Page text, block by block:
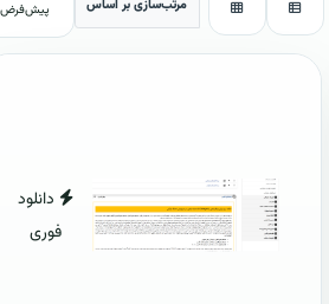
مرتب‌سازی بر اساس
دانلود
فوری